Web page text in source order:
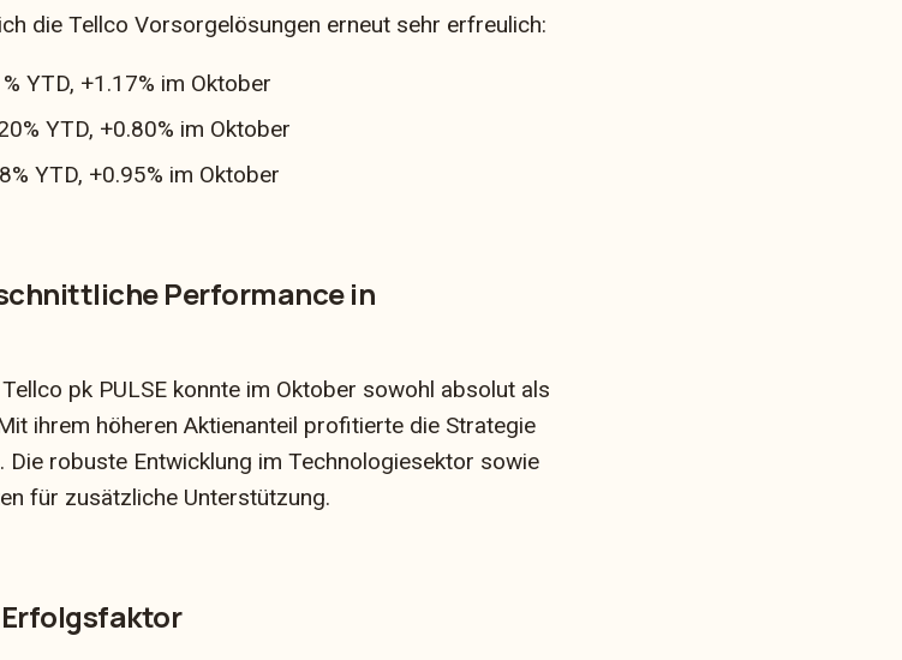
die Tellco Vorsorgelösungen erneut sehr erfreulich:
YTD, +1.17% im Oktober
YTD, +0.80% im Oktober
YTD, +0.95% im Oktober
Performance in
pk PULSE konnte im Oktober sowohl absolut als
ihrem höheren Aktienanteil profitierte die Strategie
robuste Entwicklung im Technologiesektor sowie
für zusätzliche Unterstützung.